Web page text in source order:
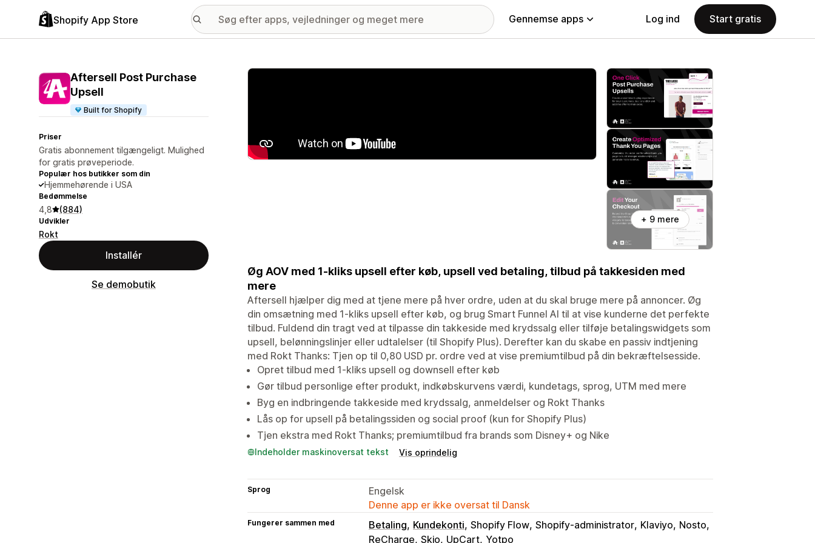
Shopify App Store Gennemse apps Log ind Start gratis
Aftersell Post Purchase
Upsell
Built for Shopify
Priser
Gratis abonnement tilgængeligt. Mulighed
for gratis prøveperiode.
Populær hos butikker som din
Hjemmehørende i USA
Bedømmelse
4,8 (884)
Udvikler
Rokt
Installér
Se demobutik
Galleri med udvalgte billeder
+ 9 mere
Øg AOV med 1-kliks upsell efter køb, upsell ved betaling, tilbud på takkesiden med
mere
Aftersell hjælper dig med at tjene mere på hver ordre, uden at du skal bruge mere på annoncer. Øg
din omsætning med 1-kliks upsell efter køb, og brug Smart Funnel AI til at vise kunderne det perfekte
tilbud. Fuldend din tragt ved at tilpasse din takkeside med krydssalg eller tilføje betalingswidgets som
upsell, belønningslinjer eller udtalelser (til Shopify Plus). Derefter kan du skabe en passiv indtjening
med Rokt Thanks: Tjen op til 0,80 USD pr. ordre ved at vise premiumtilbud på din bekræftelsesside.
Opret tilbud med 1-kliks upsell og downsell efter køb
Gør tilbud personlige efter produkt, indkøbskurvens værdi, kundetags, sprog, UTM med mere
Byg en indbringende takkeside med krydssalg, anmeldelser og Rokt Thanks
Lås op for upsell på betalingssiden og social proof (kun for Shopify Plus)
Tjen ekstra med Rokt Thanks; premiumtilbud fra brands som Disney+ og Nike
Indeholder maskinoversat tekst Vis oprindelig
Sprog
Engelsk
Denne app er ikke oversat til Dansk
Fungerer sammen med Betaling Kundekonti Shopify Flow Shopify-administrator Klaviyo Nosto
ReCharge Skio UpCart Yotpo